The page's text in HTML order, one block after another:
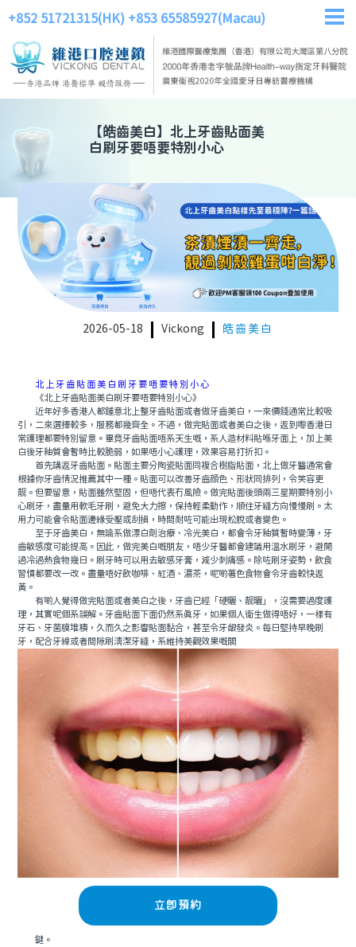
+852 51721315(HK) +853 65585927(Macau)
【皓齒美白】 北上牙齒貼面美
白刷牙要唔要特別小心
2026-05-18 Vickong 皓齒美白
北上牙齒貼面美白刷牙要唔要特別小心
《北上牙齒貼面美白刷牙要唔要特別小心》
近年好多香港人都鍾意北上整牙齒貼面或者做牙齒美白，一來價錢通常比較吸
引，二來選擇較多，服務都幾齊全。不過，做完貼面或者美白之後，返到嚟香港日
常護理都要特別留意。畢竟牙齒貼面唔系天生嘅，系人造材料貼喺牙面上，加上美
白後牙釉質會暫時比較脆弱，如果唔小心護理，效果容易打折扣。
首先講返牙齒貼面。貼面主要分陶瓷貼面同複合樹脂貼面，北上做牙醫通常會
根據你牙齒情況推薦其中一種。貼面可以改善牙齒顔色、形狀同排列，令笑容更
靓。但要留意，貼面雖然堅固，但唔代表冇風險。做完貼面後頭兩三星期要特別小
心刷牙，盡量用軟毛牙刷，避免大力擦，保持輕柔動作，順住牙縫方向慢慢刷。太
用力可能會令貼面邊緣受壓或刮損，時間耐咗可能出現松脫或者變色。
至于牙齒美白，無論系做漂白劑治療、冷光美白，都會令牙釉質暫時變薄，牙
齒敏感度可能提高。因此，做完美白嘅朋友，唔少牙醫都會建議用溫水刷牙，避開
過冷過熱食物幾日。刷牙時可以用去敏感牙膏，減少刺痛感。除咗刷牙姿勢，飲食
習慣都要改一改。盡量唔好飲咖啡、紅酒、濃茶，呢啲著色食物會令牙齒較快返
黃。
有啲人覺得做完貼面或者美白之後，牙齒已經「硬曬、靓曬」，沒需要過度護
理，其實呢個系誤解。牙齒貼面下面仍然系真牙，如果個人衛生做得唔好，一樣有
牙石、牙菌膜堆積，久而久之影響貼面黏合，甚至令牙龈發炎。每日堅持早晚刷
牙，配合牙線或者間隙刷清潔牙縫，系維持美觀效果嘅關
立即預約
鍵。